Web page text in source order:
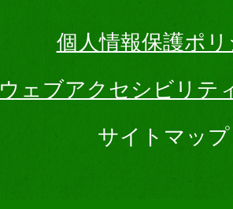
個人情報保護ポ
ウェブアクセシビリテ
サイトマップ